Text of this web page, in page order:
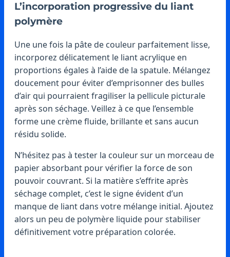
L’incorporation progressive du liant
polymère
Une une fois la pâte de couleur parfaitement lisse,
incorporez délicatement le liant acrylique en
proportions égales à l’aide de la spatule. Mélangez
doucement pour éviter d’emprisonner des bulles
d’air qui pourraient fragiliser la pellicule picturale
après son séchage. Veillez à ce que l’ensemble
forme une crème fluide, brillante et sans aucun
résidu solide.
N’hésitez pas à tester la couleur sur un morceau de
papier absorbant pour vérifier la force de son
pouvoir couvrant. Si la matière s’effrite après
séchage complet, c’est le signe évident d’un
manque de liant dans votre mélange initial. Ajoutez
alors un peu de polymère liquide pour stabiliser
définitivement votre préparation colorée.